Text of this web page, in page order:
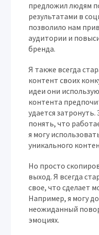
предложил людям
результатами в
позволило нам
аудитории и
бренда.
Я также всегда
контент своих
идеи они
контента
удается
понять, что
я могу
уникального
Но просто
выход. Я всегда
свое, что сделает
Например, я могу
неожиданный
эмоциях.